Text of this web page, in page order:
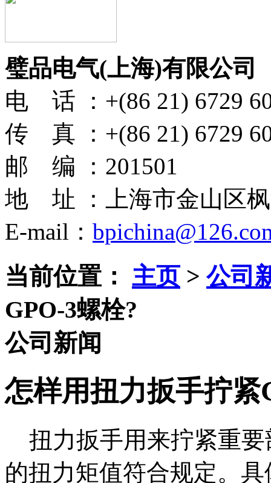
璧品电气(上海)有限公司
电 话 ：+(86 21) 6729
传 真 ：+(86 21) 6729
邮 编 ：201501
地 址 ：上海市金山区
E-mail：
当前位置： 主页>公司
GPO-3螺栓?
公司新闻
怎样用扭力扳手拧紧
扭力扳手用来拧紧重要
的扭力矩值符合规定。